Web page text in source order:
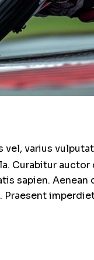
varius
Curabitur
sapien. Aenean
Praesent